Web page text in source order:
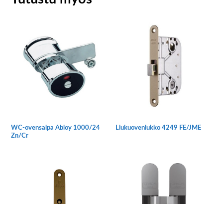
WC-ovensalpa Abloy 1000/24
Zn/Cr
Liukuovenlukko 4249 FE/JME